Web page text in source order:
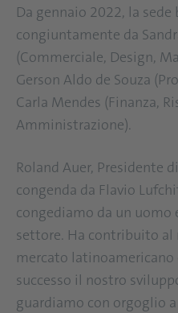
Da gennaio 2022, la
congiuntamente da
(Commerciale, Design,
Gerson Aldo de Souza
Carla Mendes (Finanza,
Amministrazione).
Roland Auer, Presidente
congenda da Flavio
congediamo da un uomo
settore. Ha contribuito al
mercato latinoamericano
successo il nostro
guardiamo con orgoglio